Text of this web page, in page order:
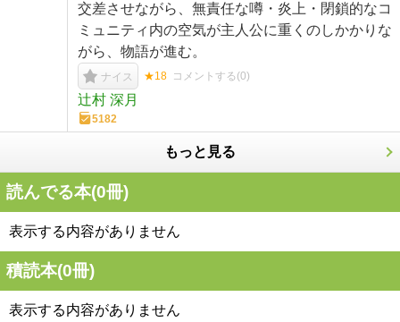
交差させながら、無責任な噂・炎上・閉鎖的なコ
ミュニティ内の空気が主人公に重くのしかかりな
がら、物語が進む。
ナイス ★18 コメントする(0)
辻村 深月
5182
もっと見る
読んでる本(0冊)
表示する内容がありません
積読本(0冊)
表示する内容がありません